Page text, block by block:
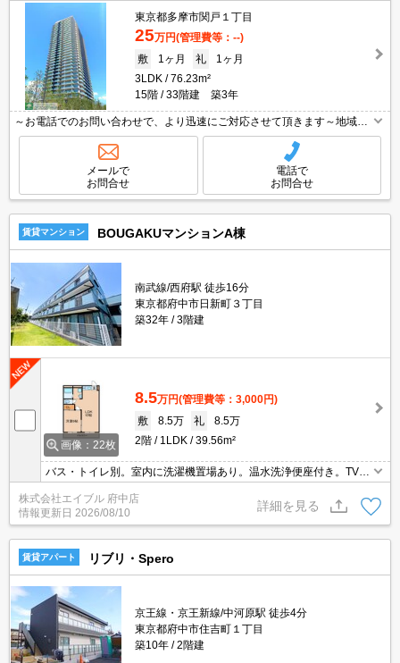
東京都多摩市関戸１丁目
25万円(管理費等：--)
敷
1ヶ月 礼
1ヶ月
3LDK
76.23m²
15階
33階建 築3年
～お電話でのお問い合わせで、より迅速にご対応させて頂きます～地域密
着タウンハウジングまで～
メールで
お問合せ
電話で
お問合せ
賃貸マンション BOUGAKUマンションA棟
南武線/西府駅 徒歩16分
東京都府中市日新町３丁目
築32年
3階建
画像：22枚
8.5万円(管理費等：3,000円)
敷
8.5万 礼
8.5万
2階
1LDK 39.56m²
バス・トイレ別。室内に洗濯機置場あり。温水洗浄便座付き。TVイ
ンターホン付き。クローゼット付。IH調理器付き。エアコン2基付
き。クローゼット付。洗面化粧台付き。
株式会社エイブル 府中店
情報更新日 2026/08/10
詳細を見る
賃貸アパート リブリ・Spero
京王線・京王新線/中河原駅 徒歩4分
東京都府中市住吉町１丁目
築10年
2階建